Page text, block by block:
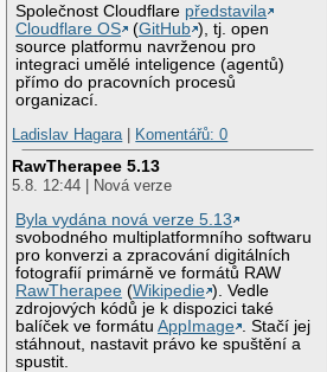
Společnost Cloudflare představila
Cloudflare OS
(GitHub ), tj. open
source platformu navrženou pro
integraci umělé inteligence (agentů)
přímo do pracovních procesů
organizací.
Ladislav Hagara| Komentářů: 0
RawTherapee 5.13
5.8. 12:44 | Nová verze
Byla vydána nová verze 5.13
svobodného multiplatformního softwaru
pro konverzi a zpracování digitálních
fotografií primárně ve formátů RAW
RawTherapee (Wikipedie ). Vedle
zdrojových kódů je k dispozici také
balíček ve formátuAppImage
. Stačí jej
stáhnout, nastavit právo ke spuštění a
spustit.